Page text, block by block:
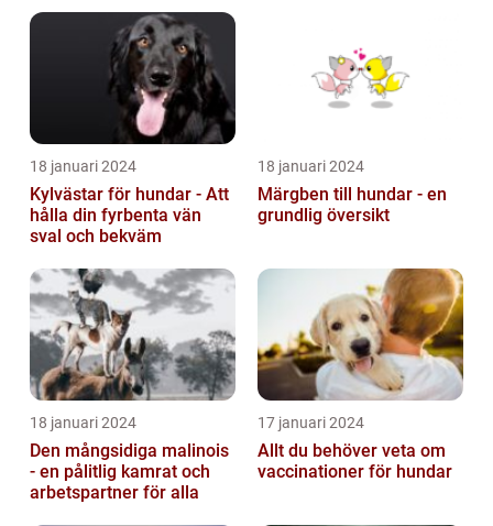
18 januari 2024
Kylvästar för hundar - Att
hålla din fyrbenta vän
sval och bekväm
18 januari 2024
Märgben till hundar - en
grundlig översikt
18 januari 2024
Den mångsidiga malinois
- en pålitlig kamrat och
arbetspartner för alla
17 januari 2024
Allt du behöver veta om
vaccinationer för hundar